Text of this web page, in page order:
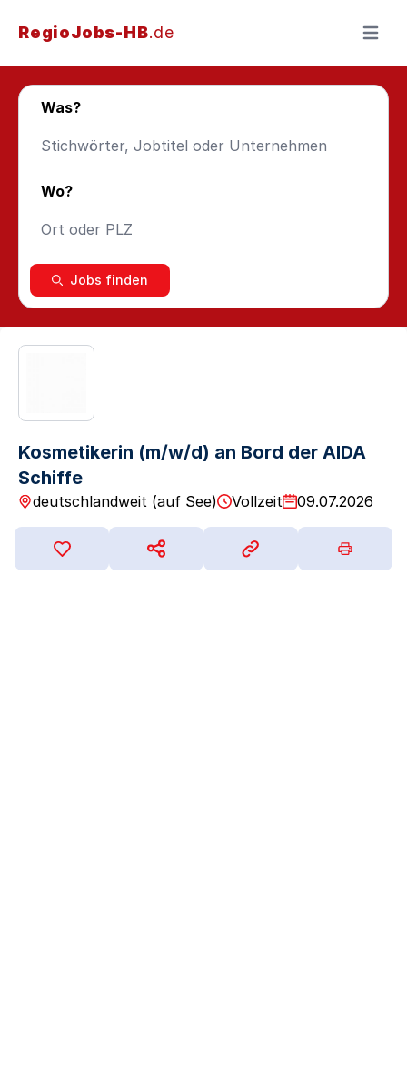
RegioJobs-HB.de Menü
Was?
Wo?
Jobs finden
Kosmetikerin (m/w/d) an Bord der AIDA
Schiffe
deutschlandweit (auf See) Vollzeit 09.07.2026